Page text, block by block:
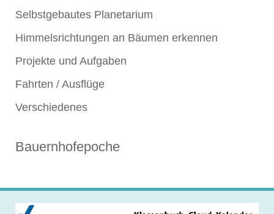
Selbstgebautes Planetarium
Himmelsrichtungen an Bäumen erkennen
Projekte und Aufgaben
Fahrten / Ausflüge
Verschiedenes
Bauernhofepoche